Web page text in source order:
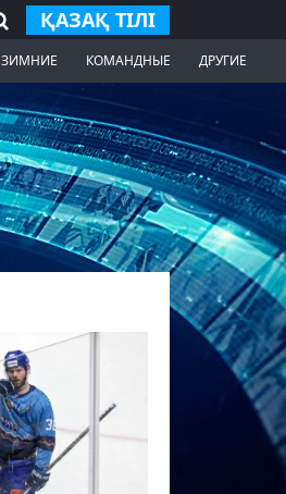
ҚАЗАҚ ТІЛІ
ЗИМНИЕ КОМАНДНЫЕ ДРУГИЕ